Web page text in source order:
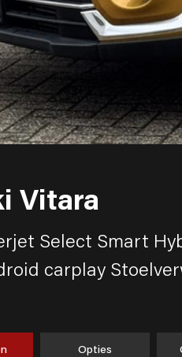
Vitara
Select Smart
carplay
Opties